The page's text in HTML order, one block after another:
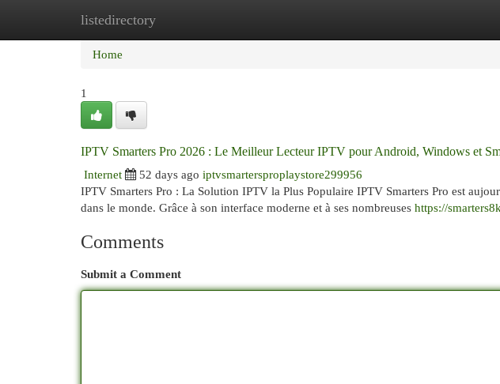
listedirectory
Home
Home
1
IPTV Smarters Pro 2026 : Le Meilleur Lecteur IPTV pour Android, Windows et
Internet
52 days ago iptvsmartersproplaystore299956
IPTV Smarters Pro : La Solution IPTV la Plus Populaire IPTV Smarters Pro est
dans le monde. Grâce à son interface moderne et à ses nombreuses https://
Comments
Submit a Comment